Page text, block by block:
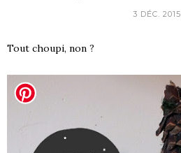
3 DÉC. 2015
Tout choupi, non ?